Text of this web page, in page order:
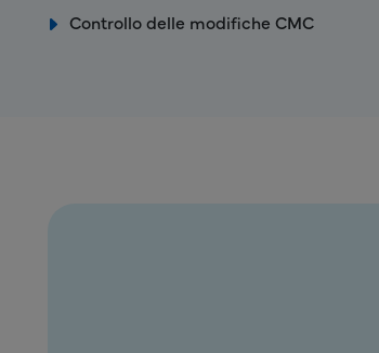
Controllo delle modifiche CMC